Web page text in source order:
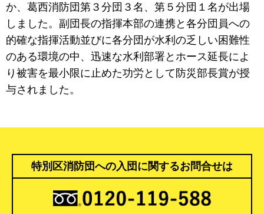
か、葛西消防団第３分団３名、第５分団１名が出場
しました。副団長の指揮本部の連携と各分団員への
的確な指揮活動並びに各分団が水利の乏しい困難性
のある環境の中、迅速な水利部署とホース延長によ
り被害を最小限に止めた功労として防災部長賞が授
与されました。
特別区消防団への入団に関するお問合せは